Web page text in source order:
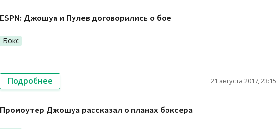
ESPN: Джошуа и Пулев договорились о бое
Бокс
Подробнее 21 августа 2017, 23:15
Промоутер Джошуа рассказал о планах боксера